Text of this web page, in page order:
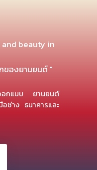
beauty in
ของยานยนต์ "
ออกแบบ ยานยนต์
ช่าง ธนาคารและ